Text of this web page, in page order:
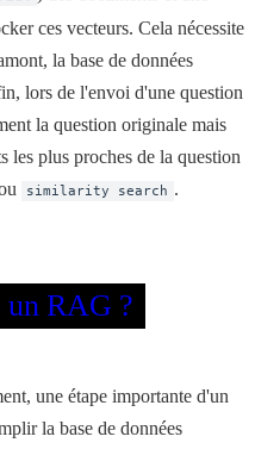
ces vecteurs. Cela nécessite
la base de données
lors de l'envoi d'une question
la question originale mais
les plus proches de la question
similarity search .
un RAG ?
une étape importante d'un
la base de données